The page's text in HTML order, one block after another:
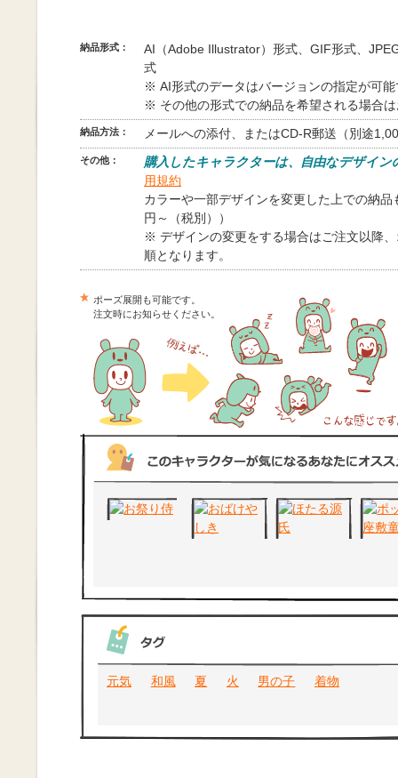
納品形式：
AI（Adobe Illustrator）形式、GIF形式、
式
※ AI形式のデータはバージョンの指定が可能
※ その他の形式での納品を希望される場合
納品方法： メールへの添付、またはCD-R郵送（別途
その他：
購入したキャラクターは、自由なデザイン
用規約
カラーや一部デザインを変更した上での納
円～（税別））
※ デザインの変更をする場合はご注文以降
順となります。
ポーズ展開も可能です。
注文時にお知らせください。
元気 和風 夏 火 男の子 着物